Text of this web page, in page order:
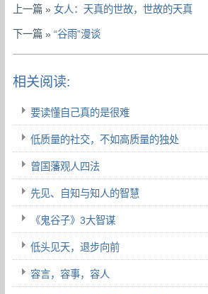
上一篇 »女人：天真的世故，世故的天真
下一篇 »“谷雨”漫谈
相关阅读:
要读懂自己真的是很难
低质量的社交，不如高质量的独处
曾国藩观人四法
先见、自知与知人的智慧
《鬼谷子》3大智谋
低头见天，退步向前
容言，容事，容人